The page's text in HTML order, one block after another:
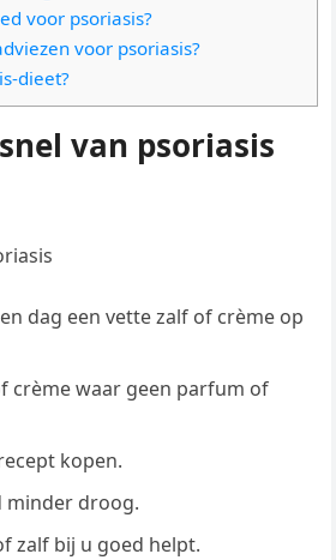
voor psoriasis?
voor psoriasis?
dieet?
van psoriasis
dag een vette zalf of crème op
crème waar geen parfum of
kopen.
minder droog.
zalf bij u goed helpt.